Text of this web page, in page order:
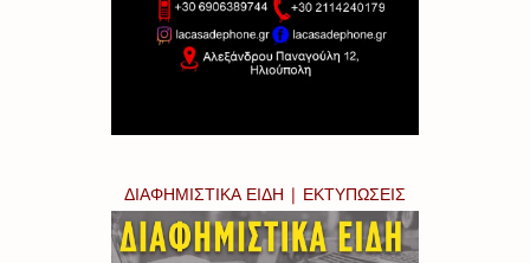
ΔΙΑΦΗΜΙΣΤΙΚΑ ΕΙΔΗ | ΕΚΤΥΠΩΣΕΙΣ